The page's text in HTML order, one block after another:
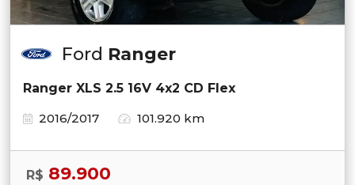
Ford Ranger
Ranger XLS 2.5 16V 4x2 CD Flex
2016/2017
101.920 km
R$ 89.900